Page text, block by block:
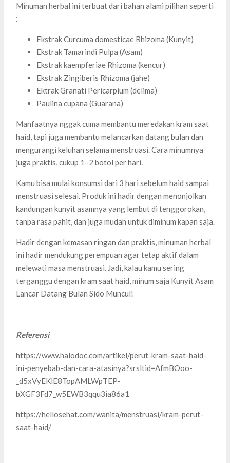
Minuman herbal ini terbuat dari bahan alami pilihan seperti
:
Ekstrak Curcuma domesticae Rhizoma (Kunyit)
Ekstrak Tamarindi Pulpa (Asam)
Ekstrak kaempferiae Rhizoma (kencur)
Ekstrak Zingiberis Rhizoma (jahe)
Ektrak Granati Pericarpium (delima)
Paulina cupana (Guarana)
Manfaatnya nggak cuma membantu meredakan kram saat
haid, tapi juga membantu melancarkan datang bulan dan
mengurangi keluhan selama menstruasi. Cara minumnya
juga praktis, cukup 1–2 botol per hari.
Kamu bisa mulai konsumsi dari 3 hari sebelum haid sampai
menstruasi selesai. Produk ini hadir dengan menonjolkan
kandungan kunyit asamnya yang lembut di tenggorokan,
tanpa rasa pahit, dan juga mudah untuk diminum kapan saja.
Hadir dengan kemasan ringan dan praktis, minuman herbal
ini hadir mendukung perempuan agar tetap aktif dalam
melewati masa menstruasi. Jadi, kalau kamu sering
terganggu dengan kram saat haid, minum saja Kunyit Asam
Lancar Datang Bulan Sido Muncul!
Referensi
https://www.halodoc.com/artikel/perut-kram-saat-haid-
ini-penyebab-dan-cara-atasinya?srsltid=AfmBOoo-
_d5xVyEKlE8TopAMLWpTEP-
bXGF3Fd7_w5EWB3qqu3ia86a1
https://hellosehat.com/wanita/menstruasi/kram-perut-
saat-haid/